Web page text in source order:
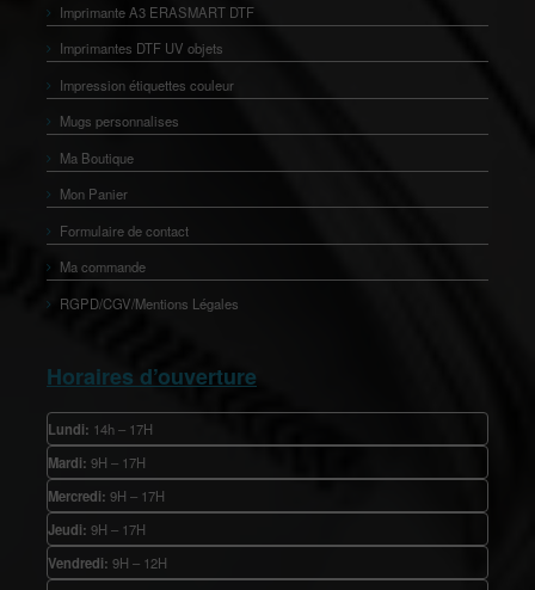
Imprimante A3 ERASMART DTF
Imprimantes DTF UV objets
Impression étiquettes couleur
Mugs personnalises
Ma Boutique
Mon Panier
Formulaire de contact
Ma commande
RGPD/CGV/Mentions Légales
Horaires d’ouverture
Lundi: 14h – 17H
Mardi: 9H – 17H
Mercredi: 9H – 17H
Jeudi: 9H – 17H
Vendredi: 9H – 12H